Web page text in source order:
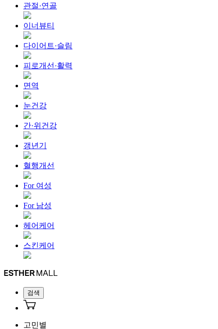
관절·연골
이너뷰티
다이어트·슬림
피로개선·활력
면역
눈건강
간·위건강
갱년기
혈행개선
For 여성
For 남성
헤어케어
스킨케어
검색
고민별